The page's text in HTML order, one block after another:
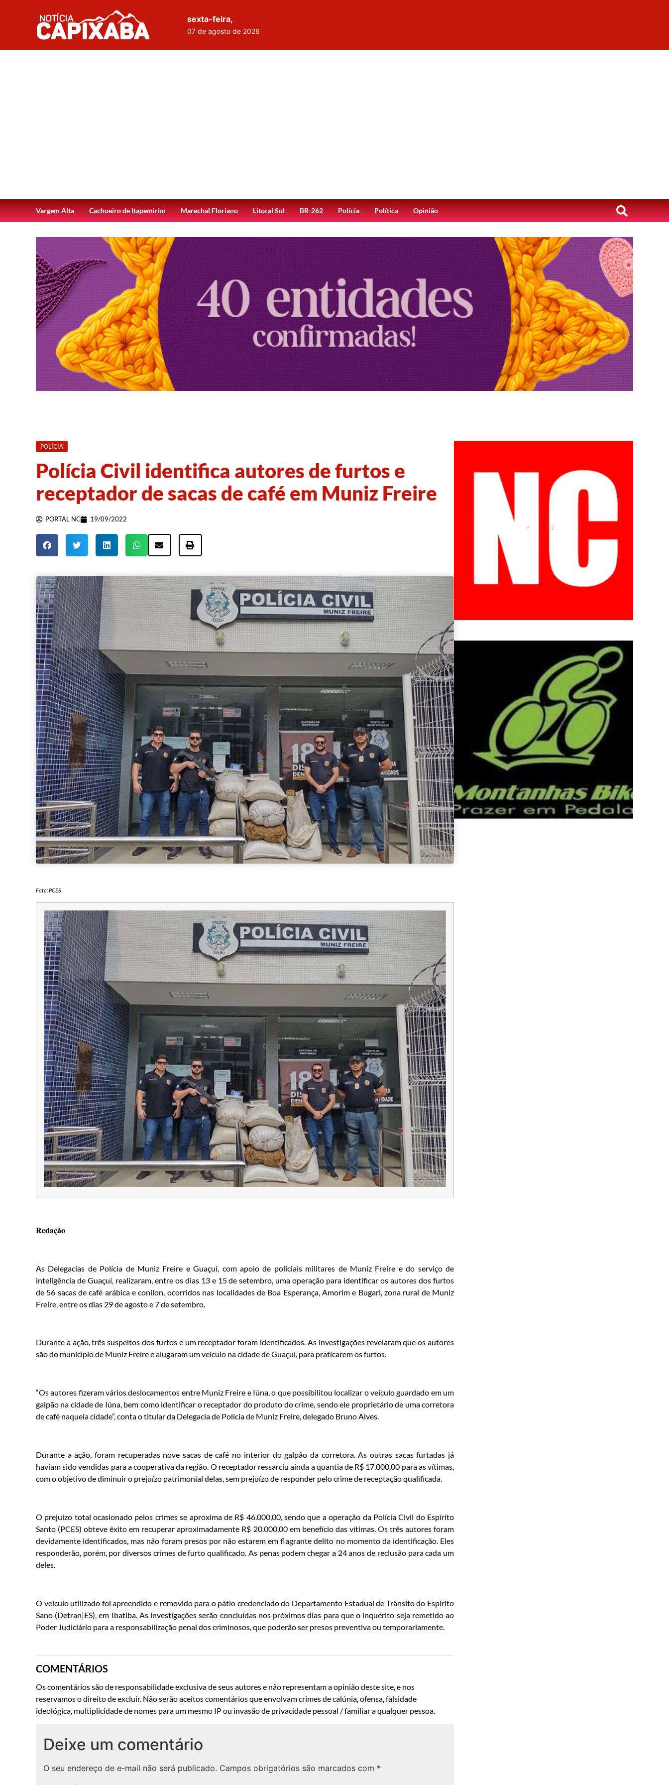
sexta-feira,
07 de agosto de 2026
Vargem Alta Cachoeiro de Itapemirim Marechal Floriano Litoral Sul BR-262 Polícia Política Opinião
POLÍCIA
Polícia Civil identifica autores de furtos e
receptador de sacas de café em Muniz Freire
PORTAL NC 19/09/2022
Foto: PCES
Redação
As Delegacias de Polícia de Muniz Freire e Guaçuí, com apoio de policiais militares de Muniz Freire e do serviço de
inteligência de Guaçuí, realizaram, entre os dias 13 e 15 de setembro, uma operação para identificar os autores dos furtos
de 56 sacas de café arábica e conilon, ocorridos nas localidades de Boa Esperança, Amorim e Bugari, zona rural de Muniz
Freire, entre os dias 29 de agosto e 7 de setembro.
Durante a ação, três suspeitos dos furtos e um receptador foram identificados. As investigações revelaram que os autores
são do município de Muniz Freire e alugaram um veículo na cidade de Guaçuí, para praticarem os furtos.
“Os autores fizeram vários deslocamentos entre Muniz Freire e Iúna, o que possibilitou localizar o veículo guardado em um
galpão na cidade de Iúna, bem como identificar o receptador do produto do crime, sendo ele proprietário de uma corretora
de café naquela cidade”, conta o titular da Delegacia de Polícia de Muniz Freire, delegado Bruno Alves.
Durante a ação, foram recuperadas nove sacas de café no interior do galpão da corretora. As outras sacas furtadas já
haviam sido vendidas para a cooperativa da região. O receptador ressarciu ainda a quantia de R$ 17.000,00 para as vítimas,
com o objetivo de diminuir o prejuízo patrimonial delas, sem prejuízo de responder pelo crime de receptação qualificada.
O prejuízo total ocasionado pelos crimes se aproxima de R$ 46.000,00, sendo que a operação da Polícia Civil do Espírito
Santo (PCES) obteve êxito em recuperar aproximadamente R$ 20.000,00 em benefício das vítimas. Os três autores foram
devidamente identificados, mas não foram presos por não estarem em flagrante delito no momento da identificação. Eles
responderão, porém, por diversos crimes de furto qualificado. As penas podem chegar a 24 anos de reclusão para cada um
deles.
O veículo utilizado foi apreendido e removido para o pátio credenciado do Departamento Estadual de Trânsito do Espírito
Sano (Detran|ES), em Ibatiba. As investigações serão concluídas nos próximos dias para que o inquérito seja remetido ao
Poder Judiciário para a responsabilização penal dos criminosos, que poderão ser presos preventiva ou temporariamente.
COMENTÁRIOS
Os comentários são de responsabilidade exclusiva de seus autores e não representam a opinião deste site, e nos
reservamos o direito de excluir. Não serão aceitos comentários que envolvam crimes de calúnia, ofensa, falsidade
ideológica, multiplicidade de nomes para um mesmo IP ou invasão de privacidade pessoal / familiar a qualquer pessoa.
Deixe um comentário
O seu endereço de e-mail não será publicado. Campos obrigatórios são marcados com *